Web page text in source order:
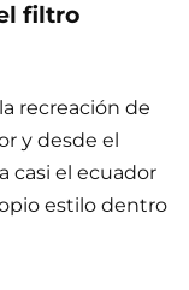
filtro
recreación de
y desde el
casi el ecuador
estilo dentro